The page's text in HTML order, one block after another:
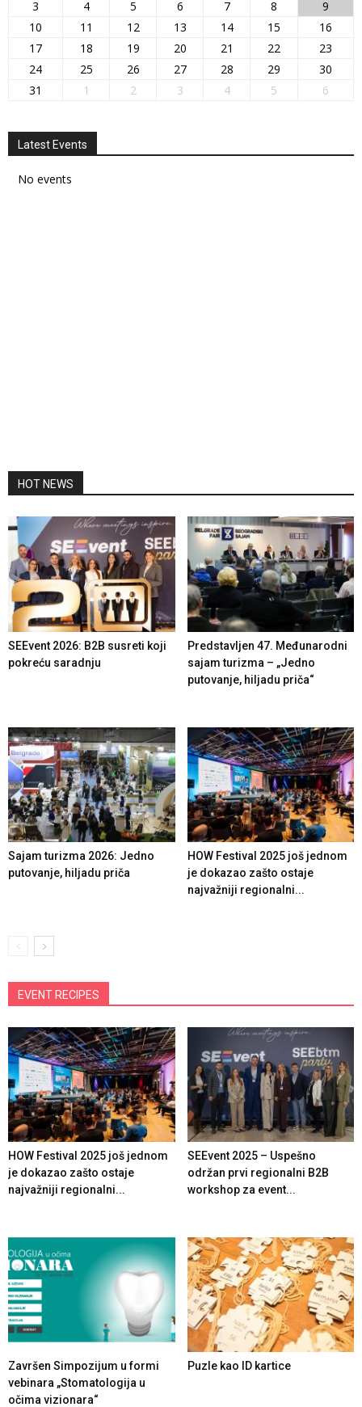
3 4 5 6 7 8
9
10
11 12 13 14 15
16
17
18 19 20 21 22
23
24
25 26 27 28 29
30
31
1 2 3 4 5 6
Latest Events
No events
HOT NEWS
SEEvent 2026: B2B susreti koji
pokreću saradnju
Predstavljen 47. Međunarodni
sajam turizma – „Jedno
putovanje, hiljadu priča“
Sajam turizma 2026: Jedno
putovanje, hiljadu priča
HOW Festival 2025 još jednom
je dokazao zašto ostaje
najvažniji regionalni...
EVENT RECIPES
HOW Festival 2025 još jednom
je dokazao zašto ostaje
najvažniji regionalni...
SEEvent 2025 – Uspešno
održan prvi regionalni B2B
workshop za event...
Završen Simpozijum u formi
vebinara „Stomatologija u
očima vizionara“
Puzle kao ID kartice